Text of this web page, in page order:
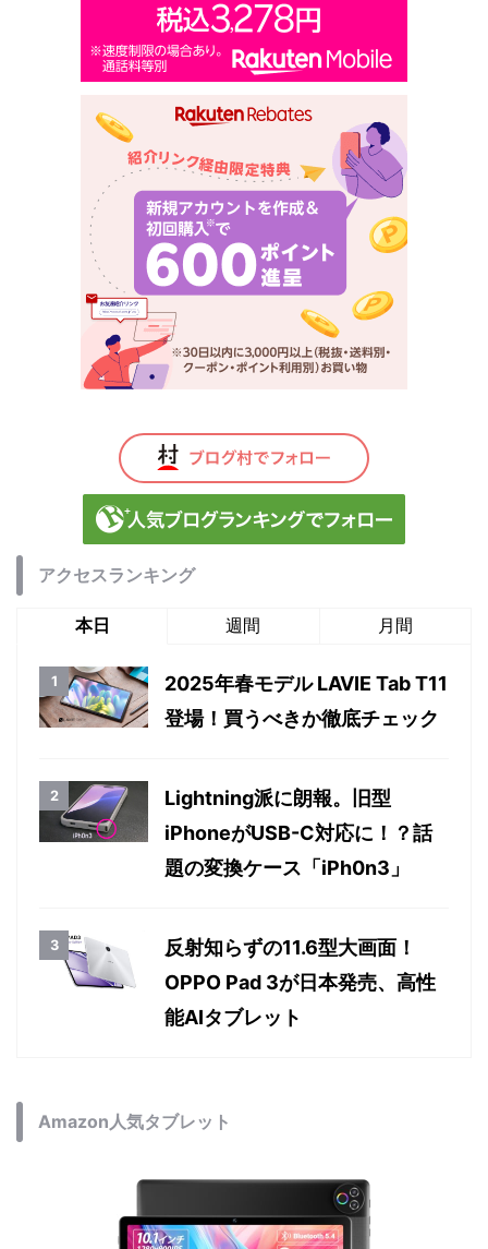
アクセスランキング
本日 週間 月間
2025年春モデル LAVIE Tab T11
登場！買うべきか徹底チェック
Lightning派に朗報。旧型
iPhoneがUSB-C対応に！？話
題の変換ケース「iPh0n3」
反射知らずの11.6型大画面！
OPPO Pad 3が日本発売、高性
能AIタブレット
Amazon人気タブレット